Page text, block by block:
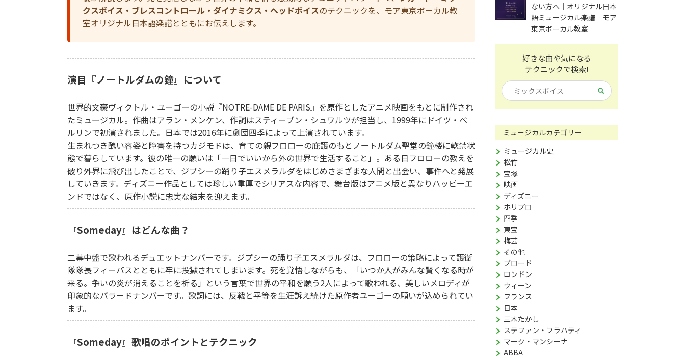
クスボイス・ブレスコントロール・ダイナミクス・ヘッドボイスのテクニックを、モア東京ボーカル教
室オリジナル日本語楽譜とともにお伝えします。
演目『ノートルダムの鐘』について
世界的文豪ヴィクトル・ユーゴーの小説『NOTRE-DAME DE PARIS』を原作としたアニメ映画をもとに制作され
たミュージカル。作曲はアラン・メンケン、作詞はスティーブン・シュワルツが担当し、1999年にドイツ・ベ
ルリンで初演されました。日本では2016年に劇団四季によって上演されています。
生まれつき醜い容姿と障害を持つカジモドは、育ての親フロローの庇護のもとノートルダム聖堂の鐘楼に軟禁状
態で暮らしています。彼の唯一の願いは「一日でいいから外の世界で生活すること」。ある日フロローの教えを
破り外界に飛び出したことで、ジプシーの踊り子エスメラルダをはじめさまざまな人間と出会い、事件へと発展
していきます。ディズニー作品としては珍しい重厚でシリアスな内容で、舞台版はアニメ版と異なりハッピーエ
ンドではなく、原作小説に忠実な結末を迎えます。
『Someday』はどんな曲？
二幕中盤で歌われるデュエットナンバーです。ジプシーの踊り子エスメラルダは、フロローの策略によって護衛
隊隊長フィーバスとともに牢に投獄されてしまいます。死を覚悟しながらも、「いつか人がみんな賢くなる時が
来る。争いの炎が消えることを祈る」という言葉で世界の平和を願う2人によって歌われる、美しいメロディが
印象的なバラードナンバーです。歌詞には、反戦と平等を生涯訴え続けた原作者ユーゴーの願いが込められてい
ます。
『Someday』歌唱のポイントとテクニック
ない方へ｜オリジナル日本
語ミュージカル楽譜｜モア
東京ボーカル教室
好きな曲や気になる
テクニックで検索!
ミュージカルカテゴリー
ミュージカル史
松竹
宝塚
映画
ディズニー
ホリプロ
四季
東宝
梅芸
その他
ブロード
ロンドン
ウィーン
フランス
日本
三木たかし
ステファン・フラハティ
マーク・マンシーナ
ABBA